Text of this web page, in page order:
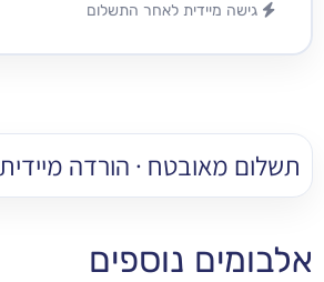
גישה מיידית לאחר התשלום
תשלום מאובטח · הורדה
אלבומים נוספים